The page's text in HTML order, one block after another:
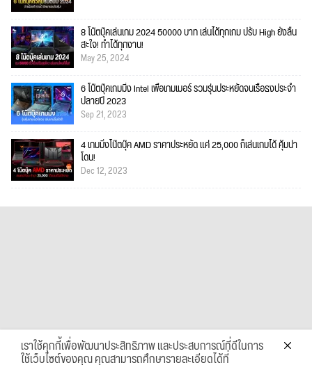
8 โน๊ตบุ๊คเล่นเกม 2024 50000 บาท เล่นได้ทุกเกม ปรับ High ยังลื่น
สะใจ! ทำได้ทุกงาน!
May 25, 2024
6 โน๊ตบุ๊คเกมมิ่ง Intel เพื่อเกมเมอร์ รวมรุ่นประหยัดจนเรือธงประจำ
ปลายปี 2023
Sep 21, 2023
4 เกมมิ่งโน๊ตบุ๊ค AMD ราคาประหยัด แค่ 25,000 ก็เล่นเกมได้ คุ้มน่า
โดน!
Dec 12, 2023
เราใช้คุกกี้เพื่อพัฒนาประสิทธิภาพ และประสบการณ์ที่ดีในการ
ใช้เว็บไซต์ของคุณ คุณสามารถศึกษารายละเอียดได้ที่